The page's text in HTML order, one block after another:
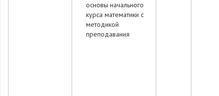
основы начального
курса математики с
методикой
преподавания